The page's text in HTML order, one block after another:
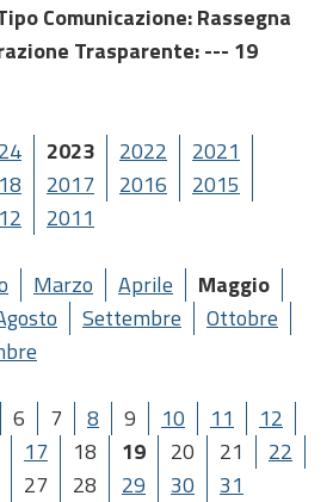
Comunicazione: Rassegna
Trasparente: --- 19
2023 2022
2021
2017 2016
2015
2011
Marzo Aprile
Maggio
Settembre
Ottobre
6 7 8 9 10 11
12
17 18 19 20 21
22
27 28 29 30 31